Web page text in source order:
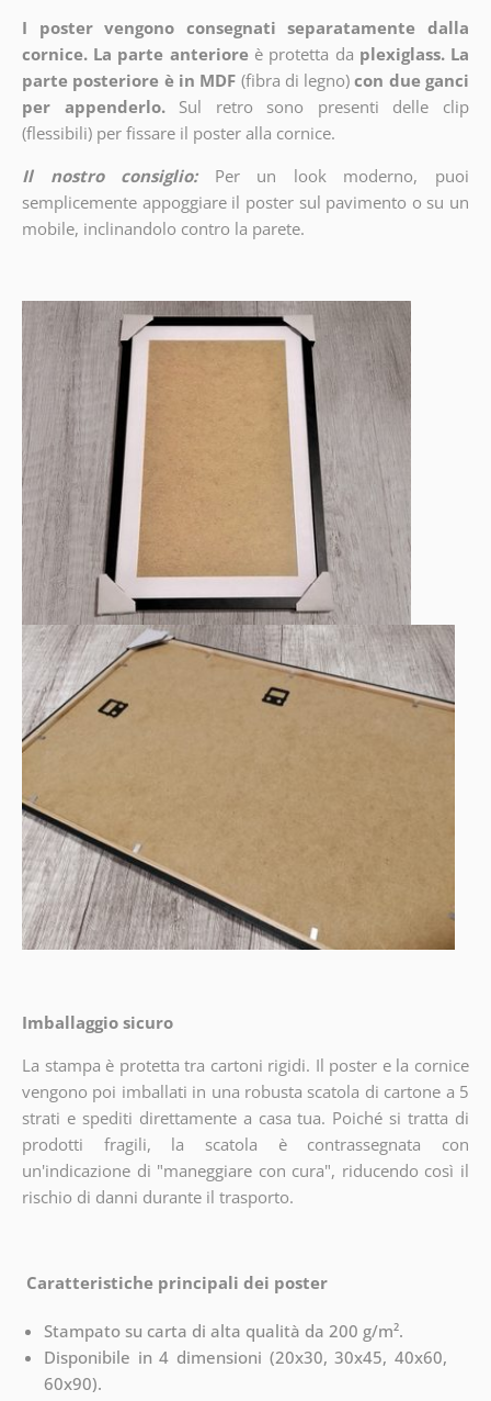
I poster vengono consegnati separatamente dalla
cornice. La parte anteriore è protetta da plexiglass. La
parte posteriore è in MDF (fibra di legno) con due ganci
per appenderlo.
Sul retro sono presenti delle clip
(flessibili) per fissare il poster alla cornice.
Il nostro consiglio:
Per un look moderno, puoi
semplicemente appoggiare il poster sul pavimento o su un
mobile, inclinandolo contro la parete.
Imballaggio sicuro
La stampa è protetta tra cartoni rigidi. Il poster e la cornice
vengono poi imballati in una robusta scatola di cartone a 5
strati e spediti direttamente a casa tua. Poiché si tratta di
prodotti fragili, la scatola è contrassegnata con
un'indicazione di "maneggiare con cura", riducendo così il
rischio di danni durante il trasporto.
Caratteristiche principali dei poster
Stampato su carta di alta qualità da 200 g/m².
Disponibile in 4 dimensioni (20x30, 30x45, 40x60,
60x90).